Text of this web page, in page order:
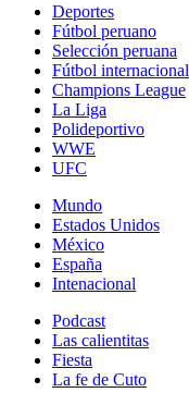
Deportes
Fútbol peruano
Selección peruana
Fútbol internacional
Champions League
La Liga
Polideportivo
WWE
UFC
Mundo
Estados Unidos
México
España
Intenacional
Podcast
Las calientitas
Fiesta
La fe de Cuto